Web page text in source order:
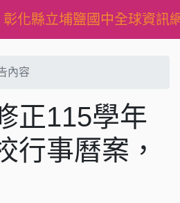
彰化縣立埔鹽國中全球資訊
內容
正115學年
行事曆案，